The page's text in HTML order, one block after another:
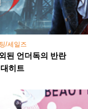
/세일즈
된 언더독의 반란
히트